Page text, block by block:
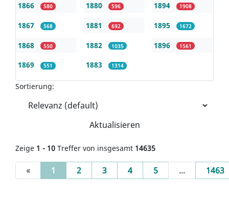
1866 580
1867 568
1868 550
1869 551
1880 596
1881 692
1882 1035
1883 1314
1894 1908
1895 1672
1896 1561
Sortierung:
Aktualisieren
Zeige 1 - 10 Treffer von insgesamt 14635
« 1 (current)
2 3 4 5 ... 1463